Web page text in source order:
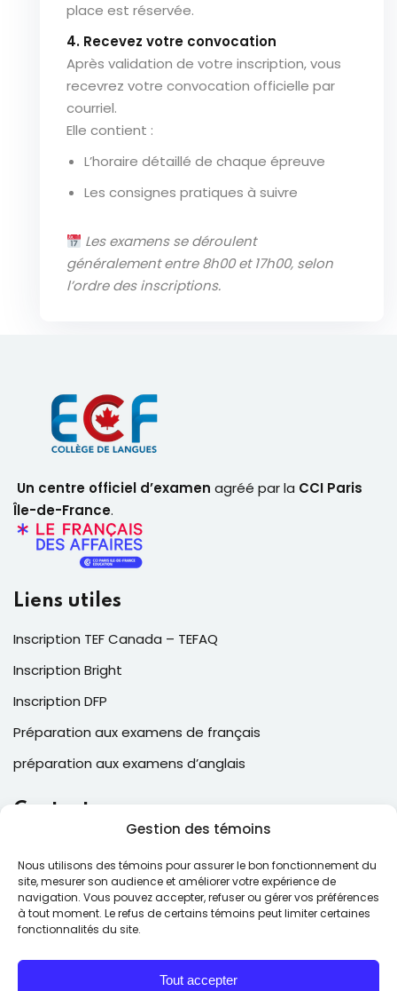
Gestion des témoins
Nous utilisons des témoins pour assurer le bon fonctionnement du
site, mesurer son audience et améliorer votre expérience de
navigation. Vous pouvez accepter, refuser ou gérer vos préférences
à tout moment. Le refus de certains témoins peut limiter certaines
fonctionnalités du site.
Tout accepter
place est réservée.
4. Recevez votre convocation
Après validation de votre inscription, vous
recevrez votre convocation officielle par
courriel.
Elle contient :
L’horaire détaillé de chaque épreuve
Les consignes pratiques à suivre
Les examens se déroulent
généralement entre 8h00 et 17h00, selon
l’ordre des inscriptions.
Un centre officiel d’examen agréé par la CCI Paris
Île-de-France.
Liens utiles
Inscription TEF Canada – TEFAQ
Inscription Bright
Inscription DFP
Préparation aux examens de français
préparation aux examens d’anglais
Contacts
(514) 543-6025
contact@ecfcollege.com
Lun – Ven: 9:00 – 17:00